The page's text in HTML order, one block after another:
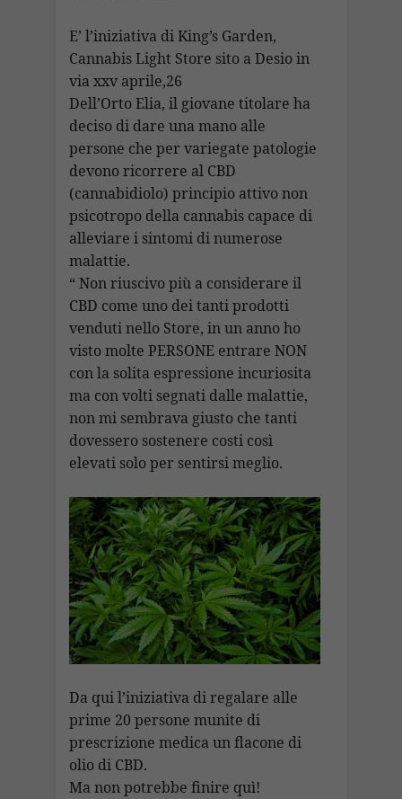
e
b
o
o
k
at
s
A
p
p
gr
a
m
e
dI
n
c
h
ai
l
p
y
Li
n
k
n
di
vi
di
E’ l’iniziativa di King’s Garden,
Cannabis Light Store sito a Desio in
via xxv aprile,26
Dell’Orto Elia, il giovane titolare ha
deciso di dare una mano alle
persone che per variegate patologie
devono ricorrere al CBD
(cannabidiolo) principio attivo non
psicotropo della cannabis capace di
alleviare i sintomi di numerose
malattie.
“ Non riuscivo più a considerare il
CBD come uno dei tanti prodotti
venduti nello Store, in un anno ho
visto molte PERSONE entrare NON
con la solita espressione incuriosita
ma con volti segnati dalle malattie,
non mi sembrava giusto che tanti
dovessero sostenere costi così
elevati solo per sentirsi meglio.
Da qui l’iniziativa di regalare alle
prime 20 persone munite di
prescrizione medica un flacone di
olio di CBD.
Ma non potrebbe finire quì!